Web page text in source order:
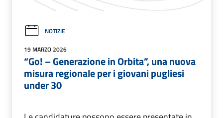
NOTIZIE
19 MARZO 2026
“Go! – Generazione in Orbita”, una nuova
misura regionale per i giovani pugliesi
under 30